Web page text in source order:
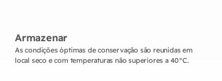
Armazenar
As condições óptimas de conservação são reunidas em
local seco e com temperaturas não superiores a 40°C.